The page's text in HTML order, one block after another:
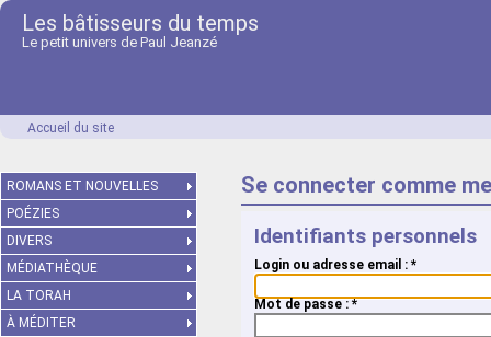
Les bâtisseurs du temps
Le petit univers de Paul Jeanzé
Accueil du site
Se connecter comme
Identifiants personnels
Login ou adresse email : *
Mot de passe :*
ROMANS ET NOUVELLES
POÉZIES
DIVERS
MÉDIATHÈQUE
LA TORAH
À MÉDITER